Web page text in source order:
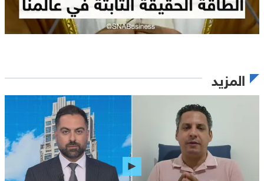
المزيد